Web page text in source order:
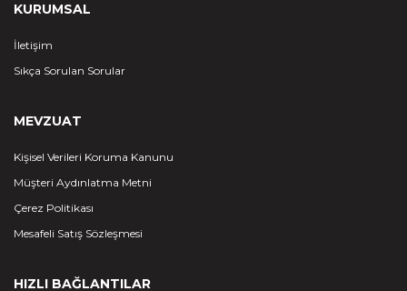
KURUMSAL
İletişim
Sıkça Sorulan Sorular
MEVZUAT
Kişisel Verileri Koruma Kanunu
Müşteri Aydınlatma Metni
Çerez Politikası
Mesafeli Satış Sözleşmesi
HIZLI BAĞLANTILAR